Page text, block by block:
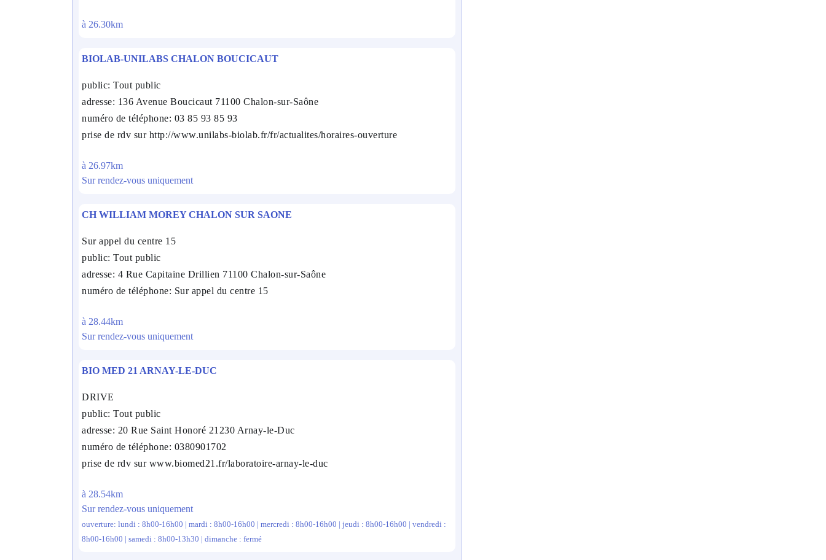
à 26.30km
BIOLAB-UNILABS CHALON BOUCICAUT
public: Tout public
adresse: 136 Avenue Boucicaut 71100 Chalon-sur-Saône
numéro de téléphone: 03 85 93 85 93
prise de rdv sur http://www.unilabs-biolab.fr/fr/actualites/horaires-ouverture
à 26.97km
Sur rendez-vous uniquement
CH WILLIAM MOREY CHALON SUR SAONE
Sur appel du centre 15
public: Tout public
adresse: 4 Rue Capitaine Drillien 71100 Chalon-sur-Saône
numéro de téléphone: Sur appel du centre 15
à 28.44km
Sur rendez-vous uniquement
BIO MED 21 ARNAY-LE-DUC
DRIVE
public: Tout public
adresse: 20 Rue Saint Honoré 21230 Arnay-le-Duc
numéro de téléphone: 0380901702
prise de rdv sur www.biomed21.fr/laboratoire-arnay-le-duc
à 28.54km
Sur rendez-vous uniquement
ouverture: lundi : 8h00-16h00 | mardi : 8h00-16h00 | mercredi : 8h00-16h00 | jeudi : 8h00-16h00 | vendredi :
8h00-16h00 | samedi : 8h00-13h30 | dimanche : fermé